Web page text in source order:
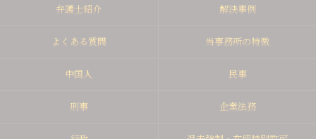
弁護士紹介 解決事例
よくある質問 当事務所の特徴
中国人 民事
刑事 企業法務